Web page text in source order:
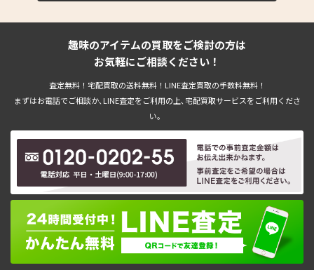
趣味のアイテムの買取をご検討の方は
お気軽にご相談ください！
査定無料！宅配買取の送料無料！LINE査定買取の手数料無料！
まずはお電話でご相談か､LINE査定をご利用の上､宅配買取サービスをご利用くださ
い。